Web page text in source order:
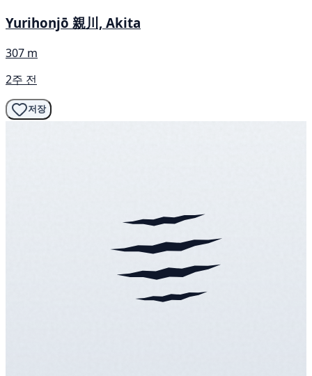
Yurihonjō 親川, Akita
307 m
2주 전
저장